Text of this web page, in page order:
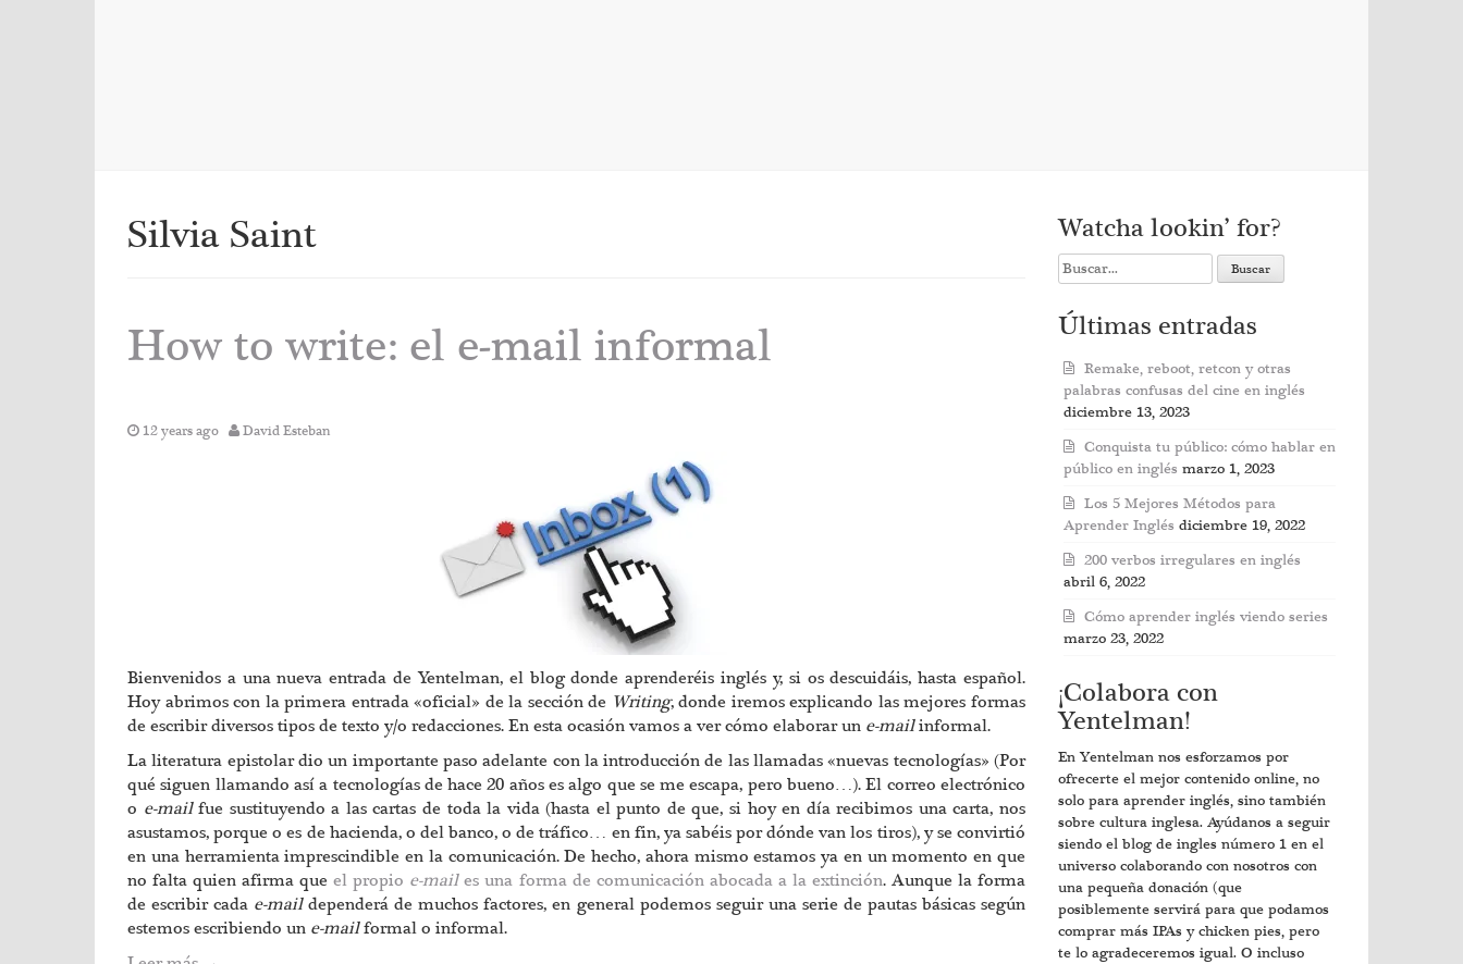
Silvia Saint
How to write: el e-mail informal
12 years ago David Esteban
Bienvenidos a una nueva entrada de Yentelman, el blog donde aprenderéis inglés y, si os descuidáis, hasta español.
Hoy abrimos con la primera entrada «oficial» de la sección de Writing, donde iremos explicando las mejores formas
de escribir diversos tipos de texto y/o redacciones. En esta ocasión vamos a ver cómo elaborar un e-mailinformal.
La literatura epistolar dio un importante paso adelante con la introducción de las llamadas «nuevas tecnologías» (Por
qué siguen llamando así a tecnologías de hace 20 años es algo que se me escapa, pero bueno…). El correo electrónico
o e-mailfue sustituyendo a las cartas de toda la vida (hasta el punto de que, si hoy en día recibimos una carta, nos
asustamos, porque o es de hacienda, o del banco, o de tráfico… en fin, ya sabéis por dónde van los tiros), y se convirtió
en una herramienta imprescindible en la comunicación. De hecho, ahora mismo estamos ya en un momento en que
no falta quien afirma que el propio e-mailes una forma de comunicación abocada a la extinción. Aunque la forma
de escribir cada e-maildependerá de muchos factores, en general podemos seguir una serie de pautas básicas según
estemos escribiendo un e-mailformal o informal.
Watcha lookin’ for?
Search
for:
Últimas entradas
Remake, reboot, retcon y otras
palabras confusas del cine en inglés
diciembre 13, 2023
Conquista tu público: cómo hablar en
público en inglés marzo 1, 2023
Los 5 Mejores Métodos para
Aprender Inglés diciembre 19, 2022
200 verbos irregulares en inglés
abril 6, 2022
Cómo aprender inglés viendo series
marzo 23, 2022
¡Colabora con
Yentelman!
En Yentelman nos esforzamos por
ofrecerte el mejor contenido online, no
solo para aprender inglés, sino también
sobre cultura inglesa. Ayúdanos a seguir
siendo el blog de ingles número 1 en el
universo colaborando con nosotros con
una pequeña donación (que
posiblemente servirá para que podamos
comprar más IPAs y chicken pies, pero
te lo agradeceremos igual. O incluso